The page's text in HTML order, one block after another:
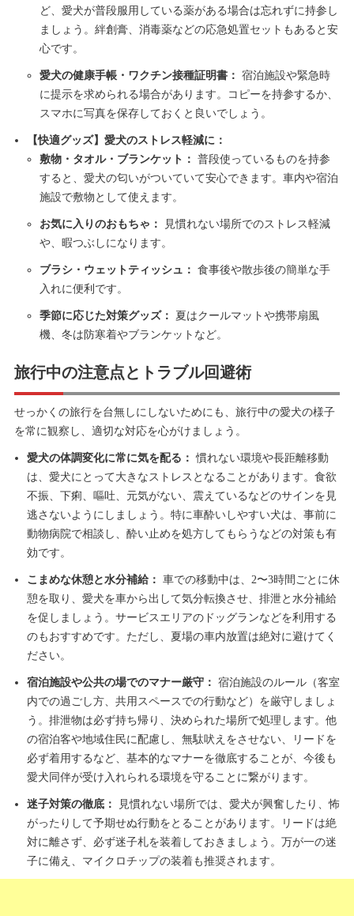
ど、愛犬が普段服用している薬がある場合は忘れずに持参し
ましょう。絆創膏、消毒薬などの応急処置セットもあると安
心です。
愛犬の健康手帳・ワクチン接種証明書： 宿泊施設や緊急時
に提示を求められる場合があります。コピーを持参するか、
スマホに写真を保存しておくと良いでしょう。
【快適グッズ】愛犬のストレス軽減に：
敷物・タオル・ブランケット： 普段使っているものを持参
すると、愛犬の匂いがついていて安心できます。車内や宿泊
施設で敷物として使えます。
お気に入りのおもちゃ：
見慣れない場所でのストレス軽減
や、暇つぶしになります。
ブラシ・ウェットティッシュ： 食事後や散歩後の簡単な手
入れに便利です。
季節に応じた対策グッズ：
夏はクールマットや携帯扇風
機、冬は防寒着やブランケットなど。
旅行中の注意点とトラブル回避術
せっかくの旅行を台無しにしないためにも、旅行中の愛犬の様子
を常に観察し、適切な対応を心がけましょう。
愛犬の体調変化に常に気を配る： 慣れない環境や長距離移動
は、愛犬にとって大きなストレスとなることがあります。食欲
不振、下痢、嘔吐、元気がない、震えているなどのサインを見
逃さないようにしましょう。特に車酔いしやすい犬は、事前に
動物病院で相談し、酔い止めを処方してもらうなどの対策も有
効です。
こまめな休憩と水分補給： 車での移動中は、2〜3時間ごとに休
憩を取り、愛犬を車から出して気分転換させ、排泄と水分補給
を促しましょう。サービスエリアのドッグランなどを利用する
のもおすすめです。ただし、夏場の車内放置は絶対に避けてく
ださい。
宿泊施設や公共の場でのマナー厳守： 宿泊施設のルール（客室
内での過ごし方、共用スペースでの行動など）を厳守しましょ
う。排泄物は必ず持ち帰り、決められた場所で処理します。他
の宿泊客や地域住民に配慮し、無駄吠えをさせない、リードを
必ず着用するなど、基本的なマナーを徹底することが、今後も
愛犬同伴が受け入れられる環境を守ることに繋がります。
迷子対策の徹底：
見慣れない場所では、愛犬が興奮したり、怖
がったりして予期せぬ行動をとることがあります。リードは絶
対に離さず、必ず迷子札を装着しておきましょう。万が一の迷
子に備え、マイクロチップの装着も推奨されます。